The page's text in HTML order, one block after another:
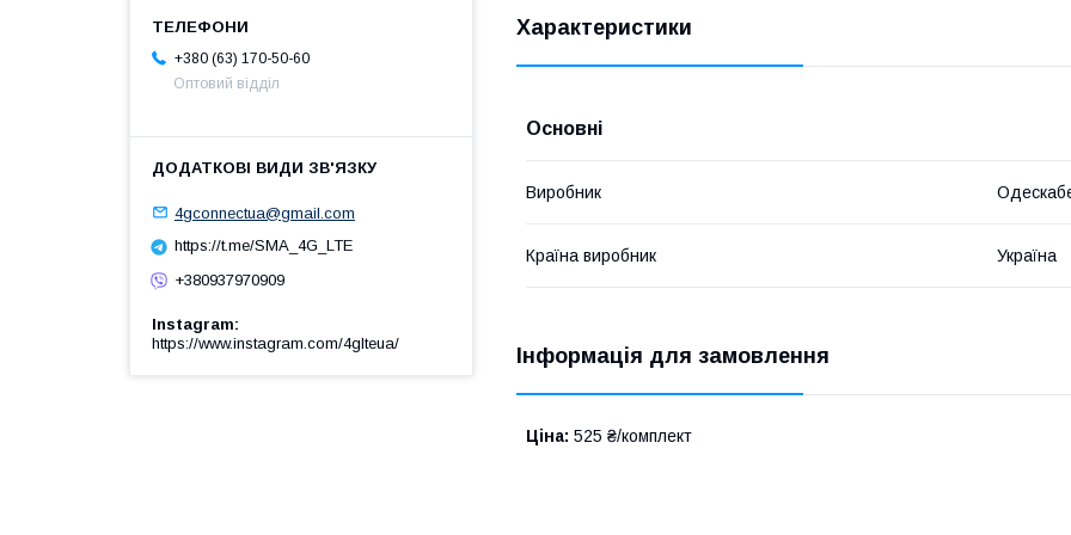
Характеристики
Основні
Виробник
Країна виробник Україна
Інформація для замовлення
Ціна: 525 ₴/комплект
+380 (63) 170-50-60
Оптовий відділ
4gconnectua@gmail.com
https://t.me/SMA_4G_LTE
+380937970909
Instagram
https://www.instagram.com/4glteua/